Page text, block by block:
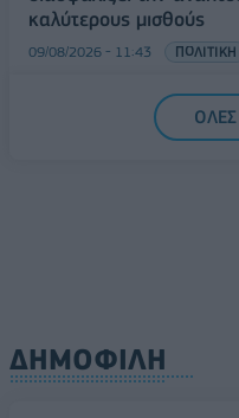
καλύτερους μισθούς
09/08/2026 - 11:43 ΠΟΛΙΤΙΚΗ
Υπ. Μεταφορών:
πινακίδων
ΟΛΕΣ
ΔΗΜΟΦΙΛΗ